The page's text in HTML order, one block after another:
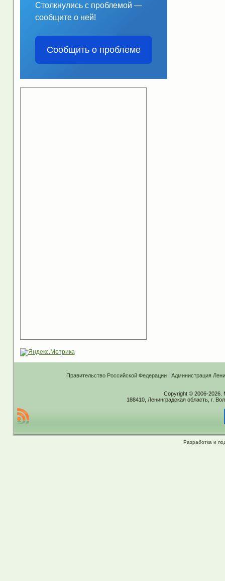
Столкнулись с проблемой —
сообщите о ней!
Сообщить о проблеме
Правительство Российской Федерации| Администрация
Copyright © 2006-2026.
188410, Ленинградская область, г.
Разработка и